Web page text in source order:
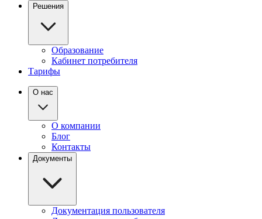
Решения
Образование
Кабинет потребителя
Тарифы
О нас
О компании
Блог
Контакты
Документы
Документация пользователя